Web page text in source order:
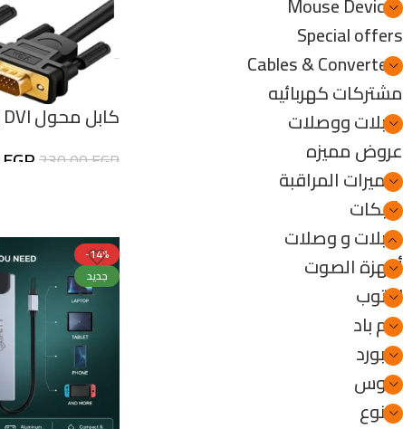
Special offers
Cables & Converters
مشتركات كهربائيه
كابلات ووصلات
عروض مميزه
كاميرات المراقبة
شبكات
كابلات و وصلات
أجهزة الصوت
لابتوب
جيم باد
كيبورد
ماوس
متنوع
كابل محول DVI إلى VGA
230,00EGP
EGP
-14%
جديد